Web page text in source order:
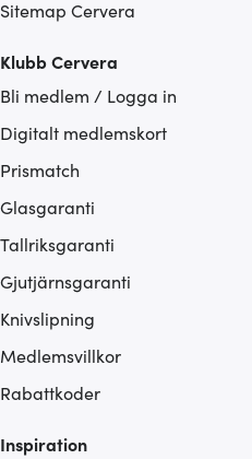
Sitemap Cervera
Klubb Cervera
Bli medlem / Logga in
Digitalt medlemskort
Prismatch
Glasgaranti
Tallriksgaranti
Gjutjärnsgaranti
Knivslipning
Medlemsvillkor
Rabattkoder
Inspiration